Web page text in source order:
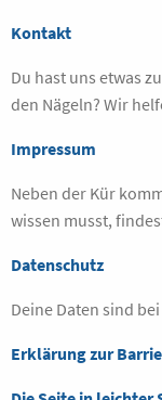
Kontakt
Du hast uns etwas
den Nägeln? Wir
Impressum
Neben der Kür
wissen musst,
Datenschutz
Deine Daten sind
Erklärung zur